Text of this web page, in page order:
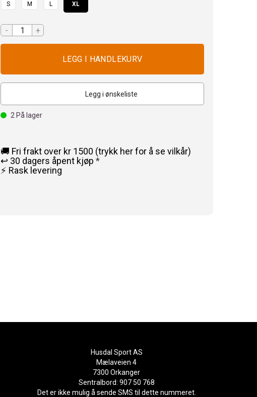
S M L XL
- +
Legg i ønskeliste
2 På lager
🚚 Fri frakt over kr 1500 (trykk her for å se vilkår)
↩️ 30 dagers åpent kjøp*
⚡ Rask levering
Husdal Sport AS
Mælaveien 4
7300 Orkanger
Sentralbord: 907 50 768
Det er ikke mulig å sende SMS til dette nummeret.